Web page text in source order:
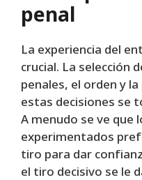
penal
La experiencia del
crucial. La selección
penales, el orden y
estas decisiones se
A menudo se ve que
experimentados
tiro para dar
el tiro decisivo se le